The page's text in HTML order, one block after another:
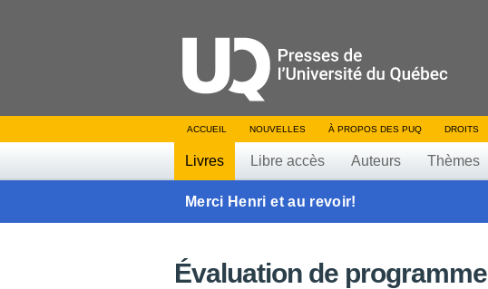
ACCUEIL NOUVELLES À PROPOS DES PUQ DROITS
Livres Libre accès Auteurs Thèmes
Merci Henri et au revoir!
Évaluation de programme